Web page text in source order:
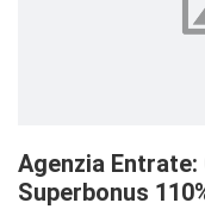
Agenzia
Superbonus